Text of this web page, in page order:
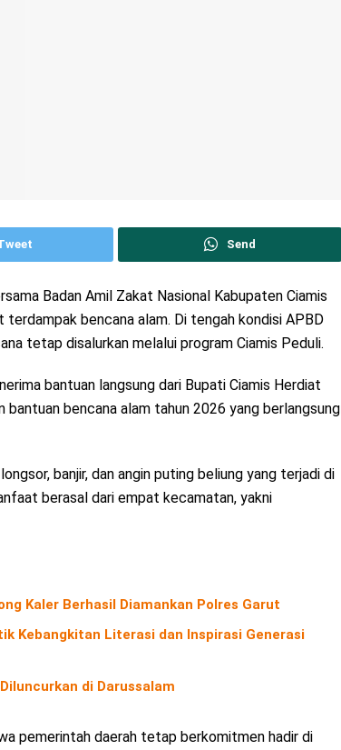
Send
Badan Amil Zakat Nasional Kabupaten Ciamis
bencana alam. Di tengah kondisi APBD
tetap disalurkan melalui program Ciamis Peduli.
bantuan langsung dari Bupati Ciamis Herdiat
bencana alam tahun 2026 yang berlangsung
banjir, dan angin puting beliung yang terjadi di
berasal dari empat kecamatan, yakni
Kaler Berhasil Diamankan Polres Garut
Kebangkitan Literasi dan Inspirasi Generasi
di Darussalam
pemerintah daerah tetap berkomitmen hadir di